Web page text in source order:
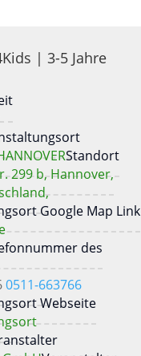
| 3-5 Jahre
Standort
299 b, Hannover,
Google Map Link
des
0511-663766
Webseite